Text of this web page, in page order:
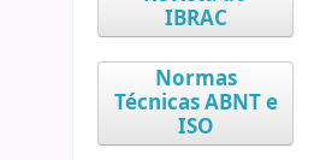
IBRAC
Normas
Técnicas ABNT e
ISO